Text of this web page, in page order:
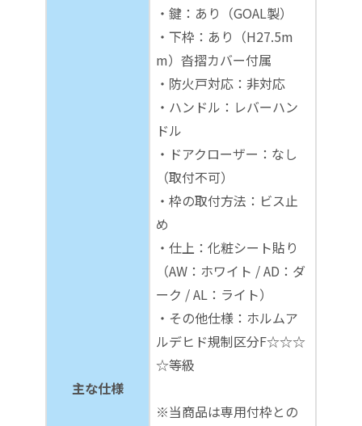
主な仕様
・鍵：あり（GOAL製）
・下枠：あり（H27.5m
m）沓摺カバー付属
・防火戸対応：非対応
・ハンドル：レバーハン
ドル
・ドアクローザー：なし
（取付不可）
・枠の取付方法：ビス止
め
・仕上：化粧シート貼り
（AW：ホワイト / AD：ダ
ーク / AL：ライト）
・その他仕様：ホルムア
ルデヒド規制区分F☆☆☆
☆等級
※当商品は専用付枠との